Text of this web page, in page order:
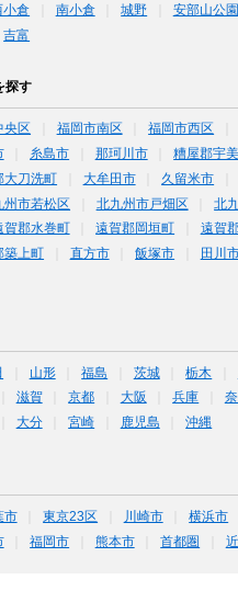
小倉 南小倉 城野 安部山公園
吉富
探す
央区 福岡市南区 福岡市西区
糸島市 那珂川市 糟屋郡宇
大刀洗町 大牟田市 久留米市
州市若松区 北九州市戸畑区 北
賀郡水巻町 遠賀郡岡垣町 遠賀
築上町 直方市 飯塚市 田川
山形 福島 茨城 栃木
滋賀 京都 大阪 兵庫
大分 宮崎 鹿児島 沖縄
市 東京23区 川崎市 横浜市
福岡市 熊本市 首都圏